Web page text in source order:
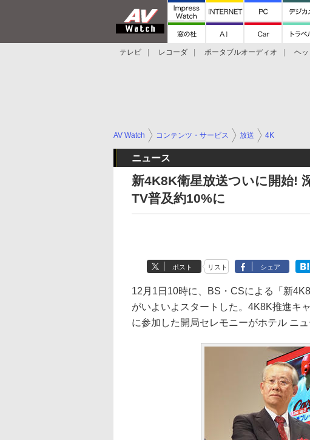
テレビ レコーダ ポータブルオーディオ ヘ
AV Watch コンテンツ・サービス 放送 4K
ニュース
新4K8K衛星放送ついに開始!
TV普及約10%に
ポスト リスト シェア
12月1日10時に、BS・CSによる「新
がいよいよスタートした。4K8K推進キ
に参加した開局セレモニーがホテル ニ